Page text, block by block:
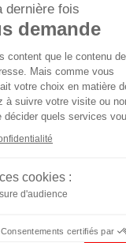
4X4, possède pas
(notamment pour
qui l’utilisent
Davantage «tout-
ou des
de charger
partir en
dernière fois
demande
de Gestion
content que le contenu de
Mais comme vous
votre choix en matière
à suivre votre visite ou
décider quels services
cookies :
d'audience
Consentements certifiés par